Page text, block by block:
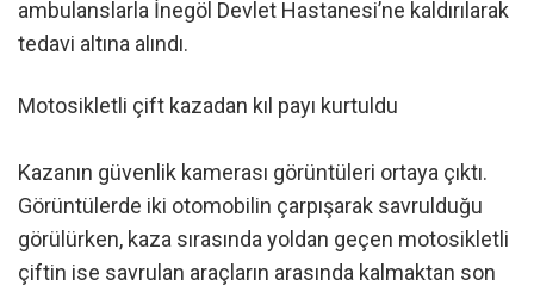
ambulanslarla İnegöl Devlet Hastanesi’ne kaldırılarak
tedavi altına alındı.
Motosikletli çift kazadan kıl payı kurtuldu
Kazanın güvenlik kamerası görüntüleri ortaya çıktı.
Görüntülerde iki otomobilin çarpışarak savrulduğu
görülürken, kaza sırasında yoldan geçen motosikletli
çiftin ise savrulan araçların arasında kalmaktan son